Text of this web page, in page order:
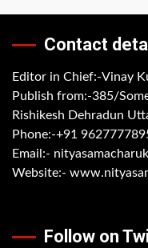
Contact
Editor in Chief:-Vinay
Publish from:-385/
Rishikesh Dehradun
Phone:-+91
Email:-
Website:-
Follow on